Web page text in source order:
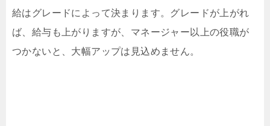
給はグレードによって決まります。グレードが上がれ
ば、給与も上がりますが、マネージャー以上の役職が
つかないと、大幅アップは見込めません。